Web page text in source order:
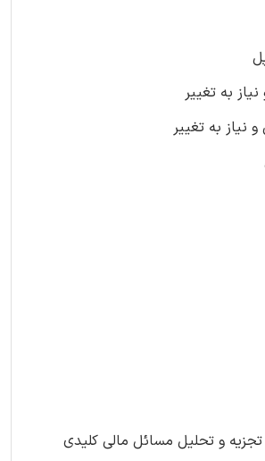
به تغییر
نیاز به تغییر
و تحلیل مسائل مالی کلیدی